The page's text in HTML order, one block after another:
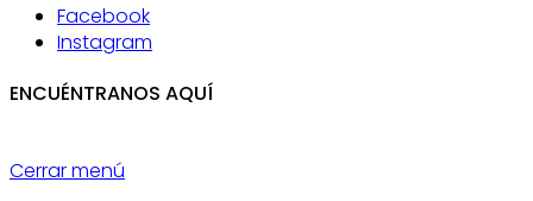
Facebook
Instagram
ENCUÉNTRANOS AQUÍ
Cerrar menú